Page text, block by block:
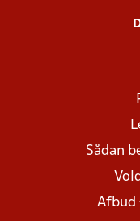
Sådan
Afbud